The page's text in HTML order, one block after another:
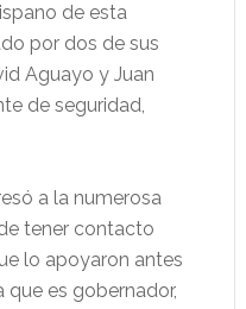
de esta
por dos de sus
Aguayo y Juan
de seguridad,
a la numerosa
tener contacto
lo apoyaron antes
que es gobernador,